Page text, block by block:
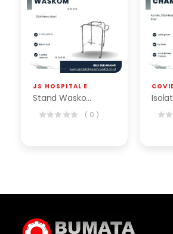
JS HOSPITAL EQP
Stand Waskom
( 0 )